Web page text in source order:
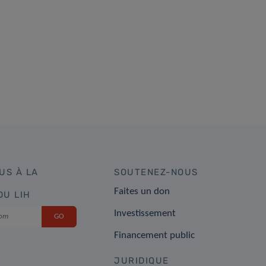
À LA
LIH
SOUTENEZ-NOUS
Faites un don
Investissement
Financement public
JURIDIQUE